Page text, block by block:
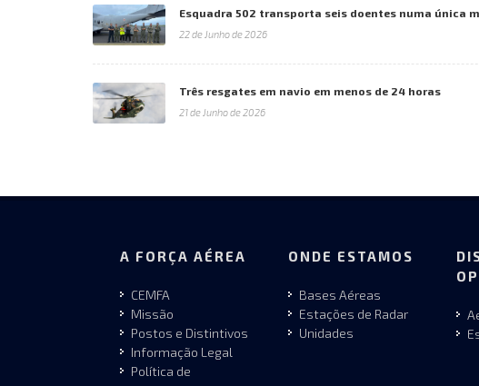
Esquadra 502 transporta seis doentes numa única
22 de Junho de 2026
Três resgates em navio em menos de 24 horas
21 de Junho de 2026
A FORÇA AÉREA
CEMFA
Missão
Postos e Distintivos
Informação Legal
Política de
ONDE ESTAMOS
Bases Aéreas
Estações de Radar
Unidades